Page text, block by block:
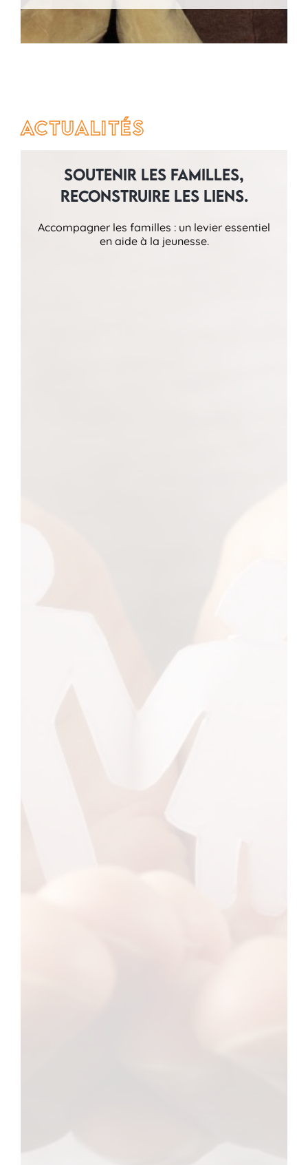
Actualités
Soutenir les familles,
reconstruire les liens.
Accompagner les familles : un levier essentiel
en aide à la jeunesse.